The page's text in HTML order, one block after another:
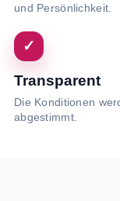
und Persönlichkeit.
✓
Transparent
Die Konditionen
abgestimmt.